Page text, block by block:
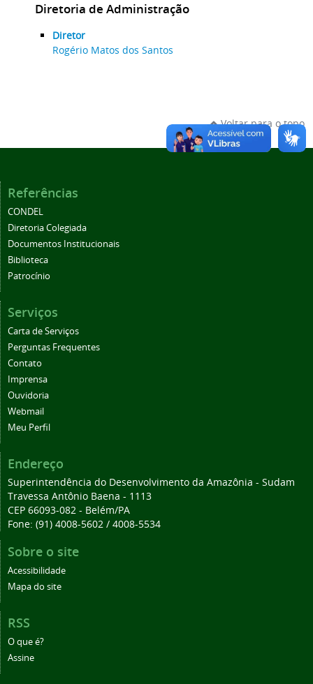
Diretoria de Administração
Diretor
Rogério Matos dos Santos
Voltar para o topo
Referências
CONDEL
Diretoria Colegiada
Documentos Institucionais
Biblioteca
Patrocínio
Serviços
Carta de Serviços
Perguntas Frequentes
Contato
Imprensa
Ouvidoria
Webmail
Meu Perfil
Endereço
Superintendência do Desenvolvimento da Amazônia - Sudam
Travessa Antônio Baena - 1113
CEP 66093-082 - Belém/PA
Fone: (91) 4008-5602 / 4008-5534
Sobre o site
Acessibilidade
Mapa do site
RSS
O que é?
Assine